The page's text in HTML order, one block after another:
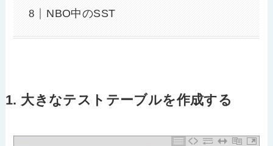
NBO中のSST
1. 大きなテストテーブルを作成する